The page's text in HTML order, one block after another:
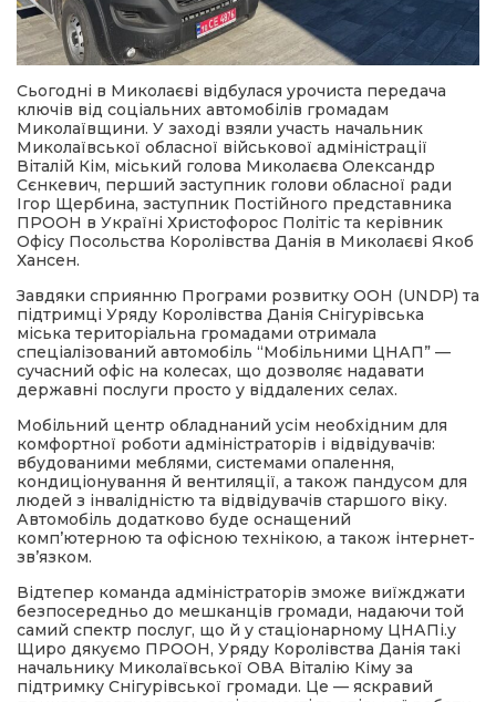
Сьогодні в Миколаєві відбулася урочиста передача
ключів від соціальних автомобілів громадам
Миколаївщини. У заході взяли участь начальник
Миколаївської обласної військової адміністрації
Віталій Кім, міський голова Миколаєва Олександр
Сєнкевич, перший заступник голови обласної ради
Ігор Щербина, заступник Постійного представника
ПРООН в Україні Христофорос Політіс та керівник
Офісу Посольства Королівства Данія в Миколаєві Якоб
Хансен.
Завдяки сприянню Програми розвитку ООН (UNDP) та
підтримці Уряду Королівства Данія Снігурівська
міська територіальна громадами отримала
спеціалізований автомобіль “Мобільними ЦНАП” —
сучасний офіс на колесах, що дозволяє надавати
державні послуги просто у віддалених селах.
Мобільний центр обладнаний усім необхідним для
комфортної роботи адміністраторів і відвідувачів:
вбудованими меблями, системами опалення,
кондиціонування й вентиляції, а також пандусом для
людей з інвалідністю та відвідувачів старшого віку.
Автомобіль додатково буде оснащений
комп’ютерною та офісною технікою, а також інтернет-
зв’язком.
Відтепер команда адміністраторів зможе виїжджати
безпосередньо до мешканців громади, надаючи той
самий спектр послуг, що й у стаціонарному ЦНАПі.у
Щиро дякуємо ПРООН, Уряду Королівства Данія такі
начальнику Миколаївської ОВА Віталію Кіму за
підтримку Снігурівської громади. Це — яскравий